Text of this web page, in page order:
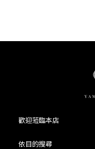
歡迎蒞臨本店
依目的搜尋